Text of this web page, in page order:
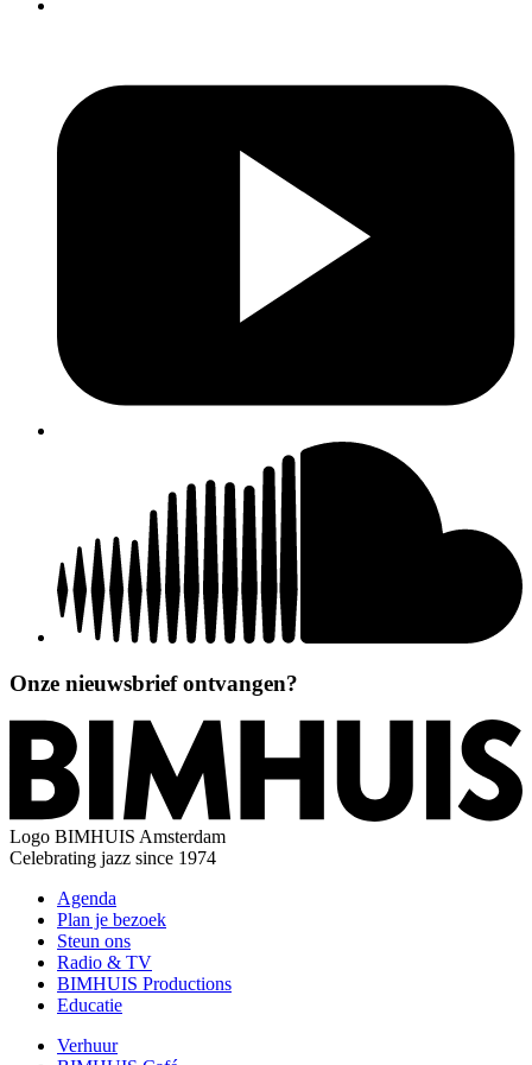
Onze nieuwsbrief ontvangen?
Logo BIMHUIS Amsterdam
Celebrating jazz since 1974
Agenda
Plan je bezoek
Steun ons
Radio & TV
BIMHUIS Productions
Educatie
Verhuur